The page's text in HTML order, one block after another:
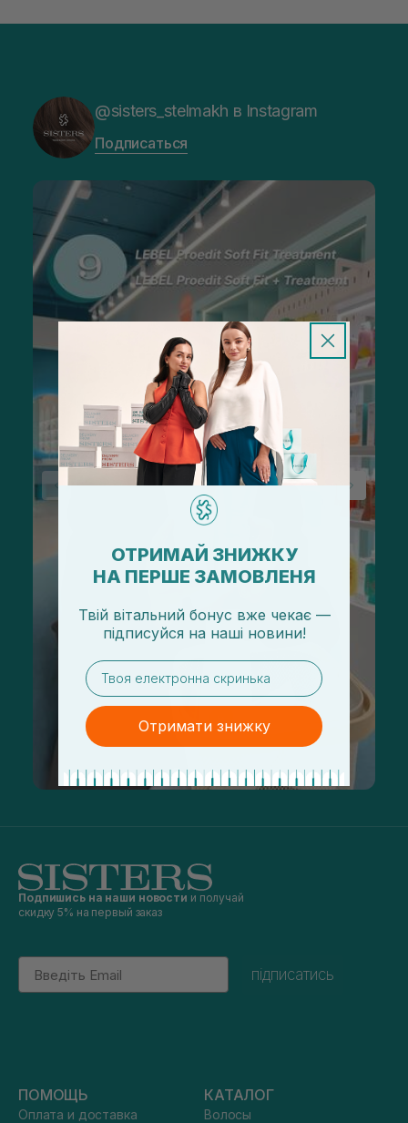
@sisters_stelmakh в Instagram
Подписаться
Подпишись на наши новости и получай
скидку 5% на первый заказ
Email
підписатись
ПОМОЩЬ
Оплата и доставка
КАТАЛОГ
Волосы
ОТРИМАЙ ЗНИЖКУ
НА ПЕРШЕ ЗАМОВЛЕНЯ
Твій вітальний бонус вже чекає —
підписуйся на наші новини!
email
Отримати знижку